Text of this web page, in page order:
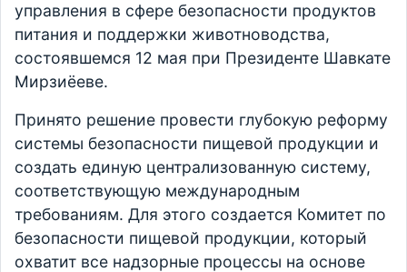
управления в сфере безопасности продуктов
питания и поддержки животноводства,
состоявшемся 12 мая при Президенте Шавкате
Мирзиёеве.
Принято решение провести глубокую реформу
системы безопасности пищевой продукции и
создать единую централизованную систему,
соответствующую международным
требованиям. Для этого создается Комитет по
безопасности пищевой продукции, который
охватит все надзорные процессы на основе